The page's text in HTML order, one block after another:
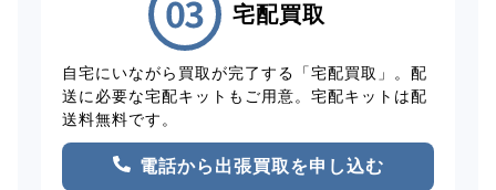
宅配買取
自宅にいながら買取が完了する「宅配買取」。配
送に必要な宅配キットもご用意。宅配キットは配
送料無料です。
電話から出張買取を申し込む